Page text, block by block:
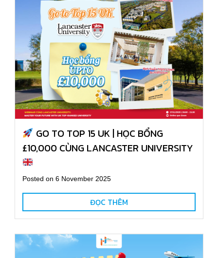
GO TO TOP 15 UK | HỌC BỔNG
£10,000 CÙNG LANCASTER UNIVERSITY
Posted on 6 November 2025
ĐỌC THÊM